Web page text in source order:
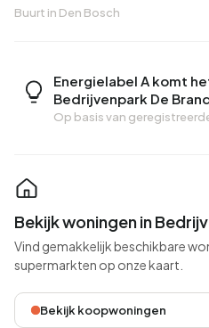
Buurt in Den Bosch
Energielabel A komt
Bedrijvenpark De
Op basis van
Bekijk woningen in
Vind gemakkelijk beschikbare
supermarkten op onze kaart.
Bekijk koopwoningen